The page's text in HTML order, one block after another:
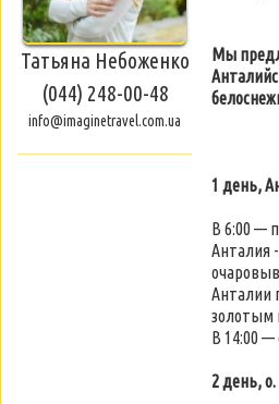
Татьяна Небоженко
(044) 248-00-48
info@imaginetravel.com.ua
Мы
1 день,
В 6:00 —
Анталия
Анталии
золотым
В 14:00 —
2 день,